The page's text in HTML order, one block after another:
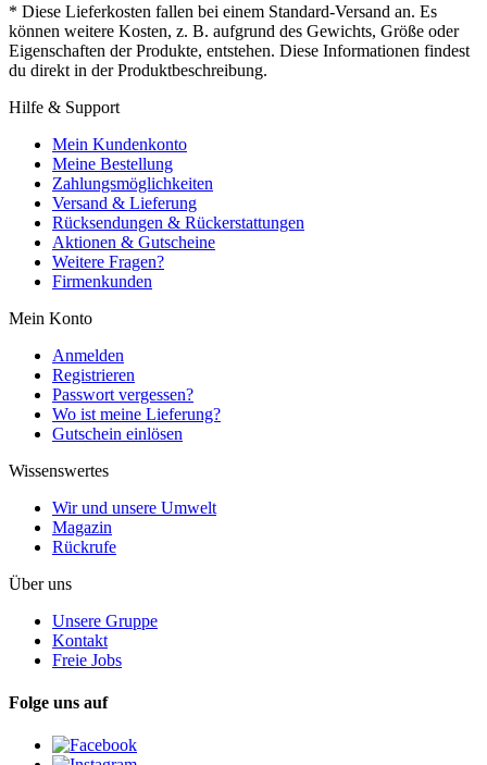
* Diese Lieferkosten fallen bei einem Standard-Versand an. Es
können weitere Kosten, z. B. aufgrund des Gewichts, Größe oder
Eigenschaften der Produkte, entstehen. Diese Informationen findest
du direkt in der Produktbeschreibung.
Hilfe & Support
Mein Kundenkonto
Meine Bestellung
Zahlungsmöglichkeiten
Versand & Lieferung
Rücksendungen & Rückerstattungen
Aktionen & Gutscheine
Weitere Fragen?
Firmenkunden
Mein Konto
Anmelden
Registrieren
Passwort vergessen?
Wo ist meine Lieferung?
Gutschein einlösen
Wissenswertes
Wir und unsere Umwelt
Magazin
Rückrufe
Über uns
Unsere Gruppe
Kontakt
Freie Jobs
Folge uns auf